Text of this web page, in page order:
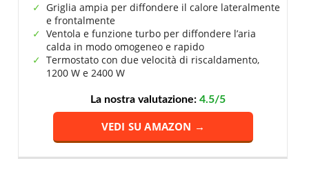
Griglia ampia per diffondere il calore lateralmente
e frontalmente
Ventola e funzione turbo per diffondere l’aria
calda in modo omogeneo e rapido
Termostato con due velocità di riscaldamento,
1200 W e 2400 W
La nostra valutazione: 4.5/5
VEDI SU AMAZON →